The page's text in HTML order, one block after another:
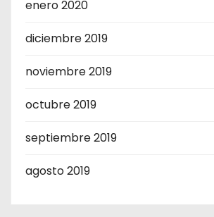
enero 2020
diciembre 2019
noviembre 2019
octubre 2019
septiembre 2019
agosto 2019